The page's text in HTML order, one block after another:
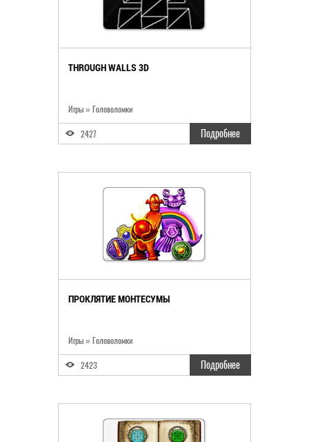
THROUGH WALLS 3D
Игры » Головоломки
2427 Подробнее
ПРОКЛЯТИЕ МОНТЕСУМЫ
Игры » Головоломки
2423 Подробнее